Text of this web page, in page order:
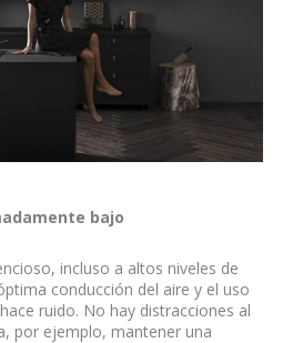
bajo
incluso a altos niveles de
conducción del aire y el uso
ruido. No hay distracciones al
por ejemplo, mantener una